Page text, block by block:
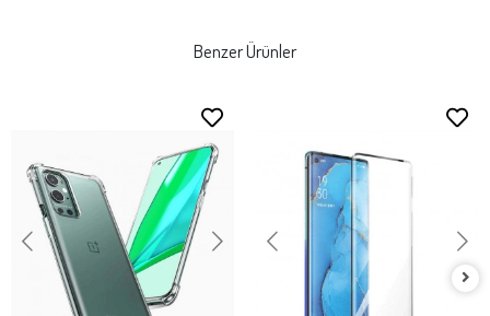
Benzer Ürünler